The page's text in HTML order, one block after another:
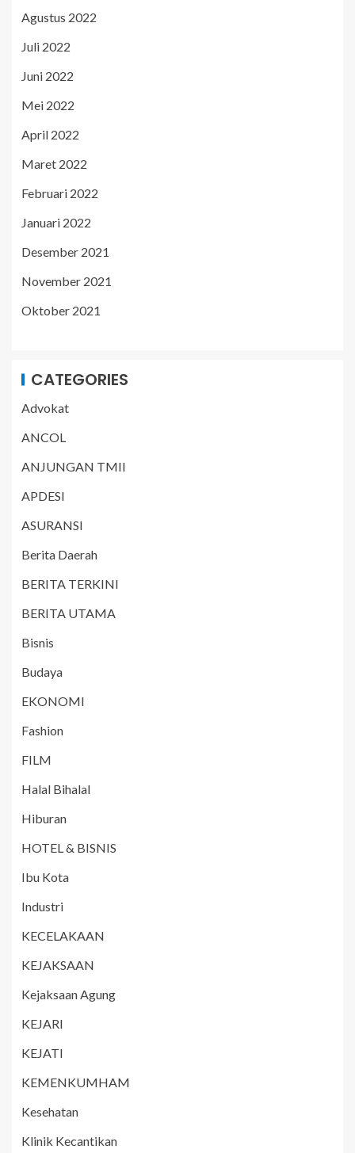
Agustus 2022
Juli 2022
Juni 2022
Mei 2022
April 2022
Maret 2022
Februari 2022
Januari 2022
Desember 2021
November 2021
Oktober 2021
CATEGORIES
Advokat
ANCOL
ANJUNGAN TMII
APDESI
ASURANSI
Berita Daerah
BERITA TERKINI
BERITA UTAMA
Bisnis
Budaya
EKONOMI
Fashion
FILM
Halal Bihalal
Hiburan
HOTEL & BISNIS
Ibu Kota
Industri
KECELAKAAN
KEJAKSAAN
Kejaksaan Agung
KEJARI
KEJATI
KEMENKUMHAM
Kesehatan
Klinik Kecantikan